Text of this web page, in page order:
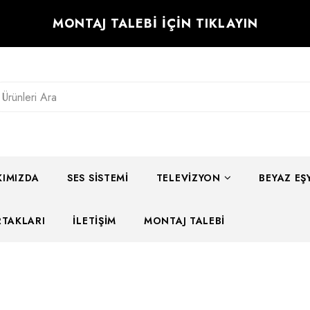
MONTAJ TALEBİ İÇİN TIKLAYIN
SES SISTEMI TELEVIZYON BEYAZ
İLETIŞIM MONTAJ TALEBI